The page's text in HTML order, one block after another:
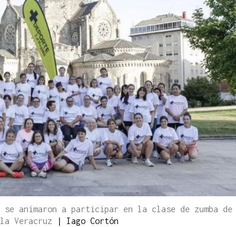
se animaron a participar en la clase de zumba de
Veracruz
| Iago Cortón